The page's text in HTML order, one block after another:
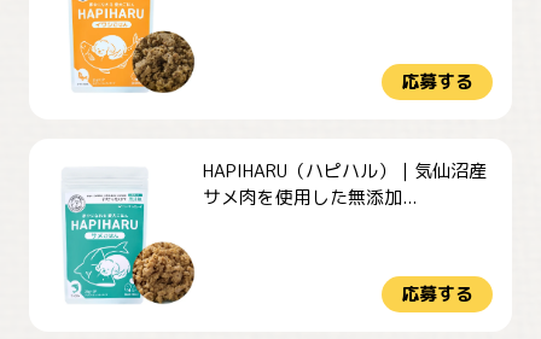
応募する
HAPIHARU（ハピハル）｜気仙沼産
サメ肉を使用した無添加...
応募する